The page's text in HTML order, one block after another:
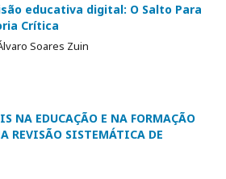
educativa digital: O Salto Para
Crítica
Soares Zuin
NA EDUCAÇÃO E NA FORMAÇÃO
REVISÃO SISTEMÁTICA DE